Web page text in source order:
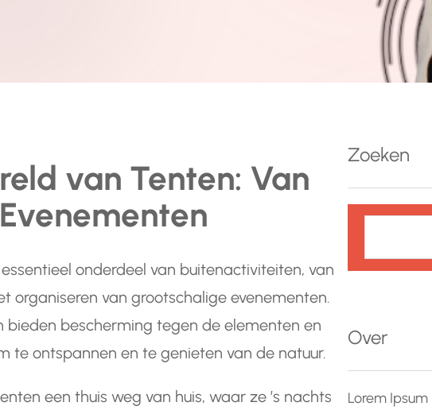
van Tenten: Van
onderdeel van buitenactiviteiten, van
organiseren van grootschalige evenementen.
bieden bescherming tegen de elementen en
te ontspannen en te genieten van de natuur.
een thuis weg van huis, waar ze ’s nachts
Zoeken
Over
Lorem